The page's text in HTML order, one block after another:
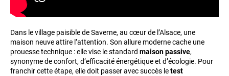
Dans le village paisible de Saverne, au cœur de l’Alsace, une
maison neuve attire l’attention. Son allure moderne cache une
prouesse technique : elle vise le standard maison passive,
synonyme de confort, d’efficacité énergétique et d’écologie. Pour
franchir cette étape, elle doit passer avec succès letest